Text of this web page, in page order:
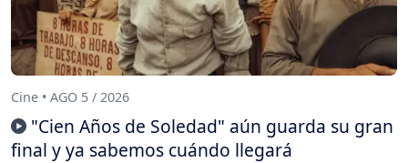
Cine • AGO 5 / 2026
"Cien Años de Soledad" aún guarda su gran
final y ya sabemos cuándo llegará